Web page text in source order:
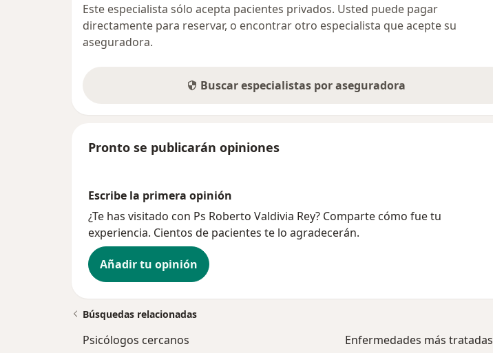
Este especialista sólo acepta pacientes privados. Usted puede pagar
directamente para reservar, o encontrar otro especialista que acepte su
aseguradora.
Buscar especialistas por aseguradora
Pronto se publicarán opiniones
Escribe la primera opinión
¿Te has visitado con Ps Roberto Valdivia Rey? Comparte cómo fue tu
experiencia. Cientos de pacientes te lo agradecerán.
Añadir tu opinión
Búsquedas relacionadas
Psicólogos cercanos
Enfermedades más tratadas